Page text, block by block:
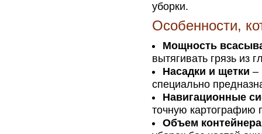
уборки.
Особенности,
Мощность
вытягивать грязь из
Насадки и щетки –
специально
Навигационные
точную картографию
Объем контейнера